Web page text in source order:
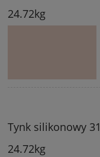
24.72kg
Tynk silikonowy
24.72kg